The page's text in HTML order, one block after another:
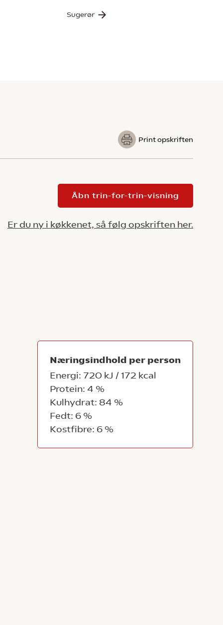
Sugerør
Print opskriften
Åbn trin-for-trin-visning
Er du ny i køkkenet, så følg opskriften her.
Næringsindhold per person
Energi: 720 kJ / 172 kcal
Protein: 4 %
Kulhydrat: 84 %
Fedt: 6 %
Kostfibre: 6 %